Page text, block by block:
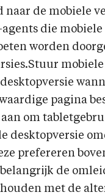
naar de mobiele
die mobiele
worden
mobiele
pagina
om
desktopversie
prefereren
belangrijk de
met de